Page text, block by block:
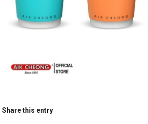
Share this entry